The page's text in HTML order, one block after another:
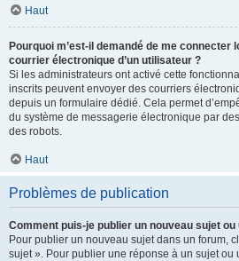
Haut
Pourquoi m’est-il demandé de me connecter
courrier électronique d’un utilisateur ?
Si les administrateurs ont activé cette
inscrits peuvent envoyer des courriers
depuis un formulaire dédié. Cela permet
du système de messagerie électronique par
des robots.
Haut
Problèmes de publication
Comment puis-je publier un nouveau sujet ou
Pour publier un nouveau sujet dans un forum,
sujet ». Pour publier une réponse à un sujet ou